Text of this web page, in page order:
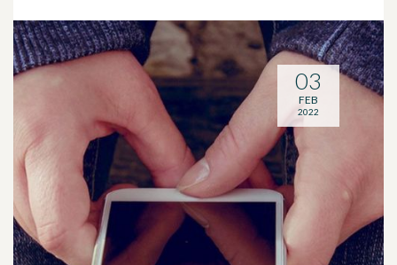
03
FEB
2022